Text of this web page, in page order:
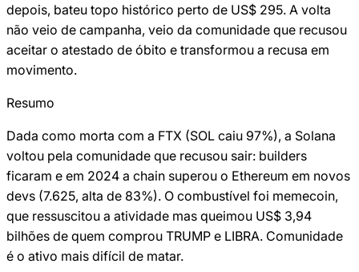
depois, bateu topo histórico perto de US$ 295. A volta
não veio de campanha, veio da comunidade que recusou
aceitar o atestado de óbito e transformou a recusa em
movimento.
Resumo
Dada como morta com a FTX (SOL caiu 97%), a Solana
voltou pela comunidade que recusou sair: builders
ficaram e em 2024 a chain superou o Ethereum em novos
devs (7.625, alta de 83%). O combustível foi memecoin,
que ressuscitou a atividade mas queimou US$ 3,94
bilhões de quem comprou TRUMP e LIBRA. Comunidade
é o ativo mais difícil de matar.